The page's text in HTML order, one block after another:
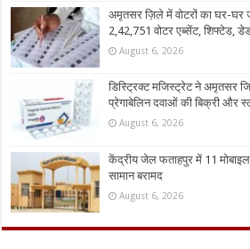
अमृतसर ज़िले में वोटरों का घर-घर
2,42,751 वोटर एब्सेंट, शिफ्टेड,
August 6, 2026
डिस्ट्रिक्ट मजिस्ट्रेट ने अमृतसर
प्रेगाबेलिन दवाओं की बिक्री और
August 6, 2026
केंद्रीय जेल फताहपुर में 11 मोबाइल
सामान बरामद
August 6, 2026